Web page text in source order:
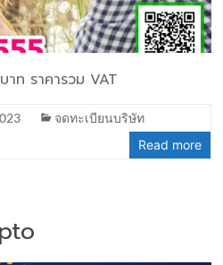
ท ราคารวม VAT
จดทะเบียนบริษัท
Read more